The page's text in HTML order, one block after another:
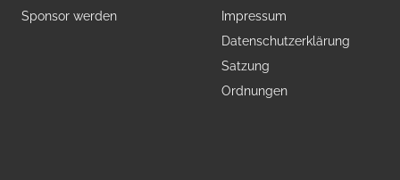
Sponsor werden
Impressum
Datenschutzerklärung
Satzung
Ordnungen